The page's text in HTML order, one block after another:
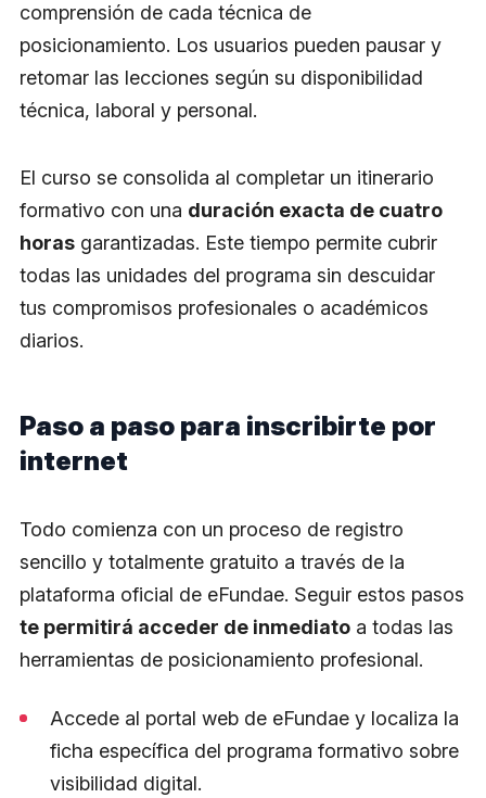
comprensión de cada técnica de
posicionamiento. Los usuarios pueden pausar y
retomar las lecciones según su disponibilidad
técnica, laboral y personal.
El curso se consolida al completar un itinerario
formativo con una duración exacta de cuatro
horas garantizadas. Este tiempo permite cubrir
todas las unidades del programa sin descuidar
tus compromisos profesionales o académicos
diarios.
Paso a paso para inscribirte por
internet
Todo comienza con un proceso de registro
sencillo y totalmente gratuito a través de la
plataforma oficial de eFundae. Seguir estos pasos
te permitirá acceder de inmediato a todas las
herramientas de posicionamiento profesional.
Accede al portal web de eFundae y localiza la
ficha específica del programa formativo sobre
visibilidad digital.